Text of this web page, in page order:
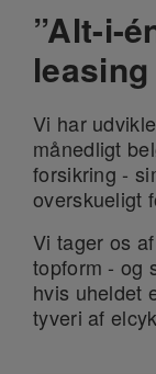
”Alt-i-
Vi har
månedligt
forsikring -
overskueligt
Vi tager os
topform - og
hvis uheldet
tyveri af